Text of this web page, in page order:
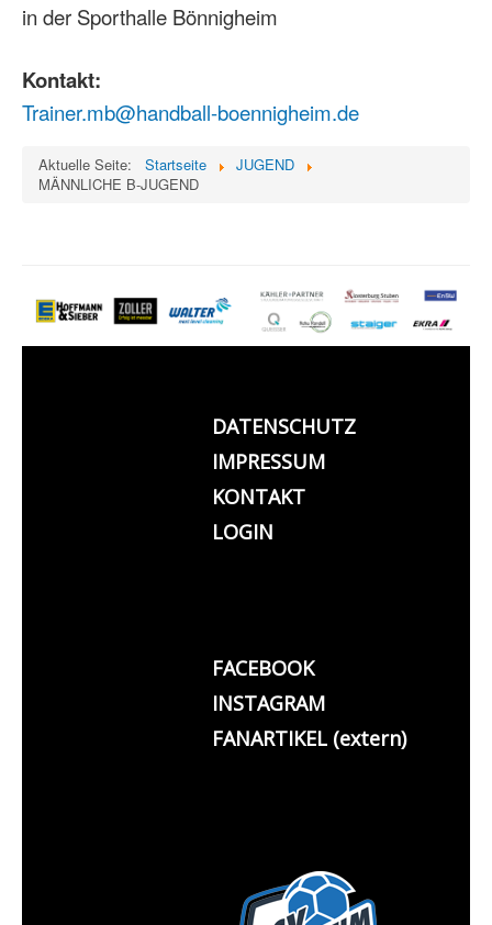
in der Sporthalle Bönnigheim
Kontakt:
Trainer.mb@handball-boennigheim.de
Aktuelle Seite: Startseite
JUGEND
MÄNNLICHE B-JUGEND
DATENSCHUTZ
IMPRESSUM
KONTAKT
LOGIN
FACEBOOK
INSTAGRAM
FANARTIKEL (extern)